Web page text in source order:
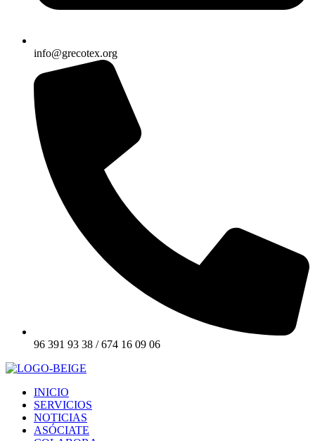
info@grecotex.org
96 391 93 38 / 674 16 09 06
INICIO
SERVICIOS
NOTICIAS
ASÓCIATE